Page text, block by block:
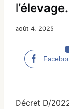
l’élevage.
août 4, 2025
Décret D/